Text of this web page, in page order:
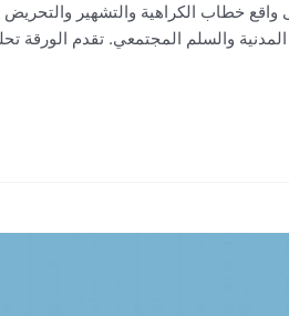
خطاب الكراهية والتشهير
والسلم المجتمعي. تقدم الورقة